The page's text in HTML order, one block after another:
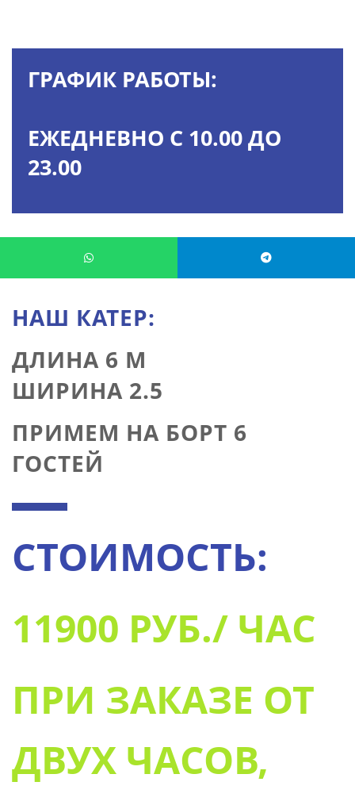
ГРАФИК РАБОТЫ:
ЕЖЕДНЕВНО С 10.00 ДО
23.00
НАШ КАТЕР:
ДЛИНА 6 M
ШИРИНА 2.5
ПРИМЕМ НА БОРТ 6
ГОСТЕЙ
СТОИМОСТЬ:
11900 РУБ./ ЧАС
ПРИ ЗАКАЗЕ ОТ
ДВУХ ЧАСОВ,